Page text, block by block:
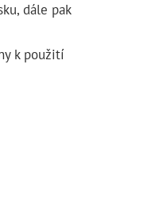
dále pak
k použití